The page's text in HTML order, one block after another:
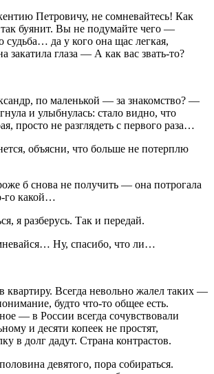
Петровичу, не сомневайтесь! Как
так буянит. Вы не подумайте чего —
судьба… да у кого она щас легкая,
закатила глаза — А как вас звать-то?
по маленькой — за знакомство? —
и улыбнулась: стало видно, что
просто не разглядеть с первого раза…
объясни, что больше не потерплю
б снова не получить — она потрогала
го какой…
я разберусь. Так и передай.
Ну, спасибо, что ли…
квартиру. Всегда невольно жалел таких —
будто что-то общее есть.
— в России всегда сочувствовали
и десяти копеек не простят,
в долг дадут. Страна контрастов.
девятого, пора собираться.